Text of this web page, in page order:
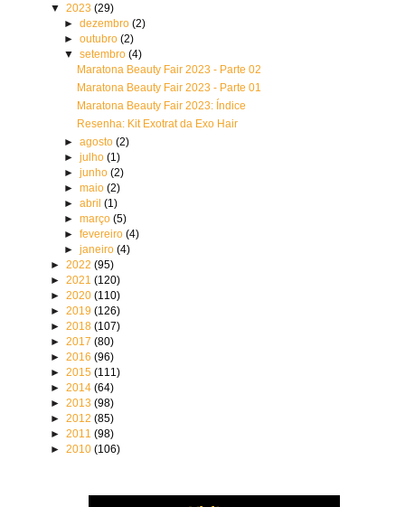
▼2023(29)
► dezembro (2)
► outubro (2)
▼ setembro (4)
Maratona Beauty Fair 2023 - Parte 02
Maratona Beauty Fair 2023 - Parte 01
Maratona Beauty Fair 2023: Índice
Resenha: Kit Exotrat da Exo Hair
► agosto (2)
► julho (1)
► junho (2)
► maio (2)
► abril (1)
► março (5)
► fevereiro (4)
► janeiro (4)
►2022(95)
►2021(120)
►2020(110)
►2019(126)
►2018(107)
►2017(80)
►2016(96)
►2015(111)
►2014(64)
►2013(98)
►2012(85)
►2011(98)
►2010(106)